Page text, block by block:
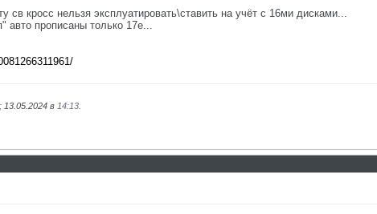
св кросс нельзя эксплуатировать\ставить на учёт с 16ми дисками...
авто прописаны только 17е...
13.05.2024 в 14:13